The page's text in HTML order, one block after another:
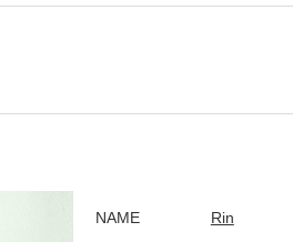
NAME Rin